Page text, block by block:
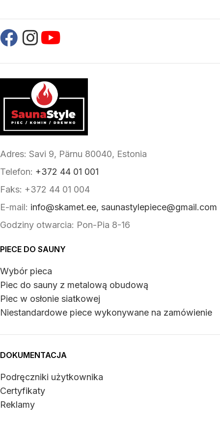
Adres: Savi 9, Pärnu 80040, Estonia
Telefon: +372 44 01 001
Faks: +372 44 01 004
E-mail: info@skamet.ee, saunastylepiece@gmail.com
Godziny otwarcia: Pon-Pia 8-16
PIECE DO SAUNY
Wybór pieca
Piec do sauny z metalową obudową
Piec w osłonie siatkowej
Niestandardowe piece wykonywane na zamówienie
DOKUMENTACJA
Podręczniki użytkownika
Certyfikaty
Reklamy